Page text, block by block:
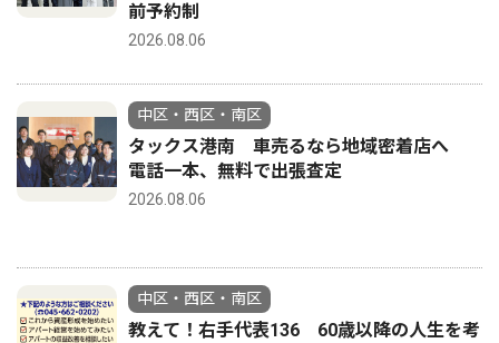
前予約制
2026.08.06
中区・西区・南区
タックス港南 車売るなら地域密着店へ
電話一本、無料で出張査定
2026.08.06
中区・西区・南区
教えて！右手代表136 60歳以降の人生を考